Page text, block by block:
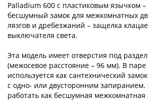
Palladium 600 с пластиковым язычком
бесшумный замок для межкомнатных
лязгов и дребезжаний – защелка
выключателя света.
Эта модель имеет отверстия под
(межосевое расстояние – 96 мм). В паре
используется как сантехнический
с одно- или двусторонним запиранием.
работать как бесшумная межкомнатная